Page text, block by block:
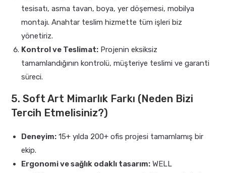
tesisatı, asma tavan, boya, yer döşemesi, mobilya
montajı. Anahtar teslim hizmette tüm işleri biz
yönetiriz.
Kontrol ve Teslimat: Projenin eksiksiz
tamamlandığının kontrolü, müşteriye teslimi ve garanti
süreci.
5. Soft Art Mimarlık Farkı (Neden Bizi
Tercih Etmelisiniz?)
Deneyim: 15+ yılda 200+ ofis projesi tamamlamış bir
ekip.
Ergonomi ve sağlık odaklı tasarım: WELL